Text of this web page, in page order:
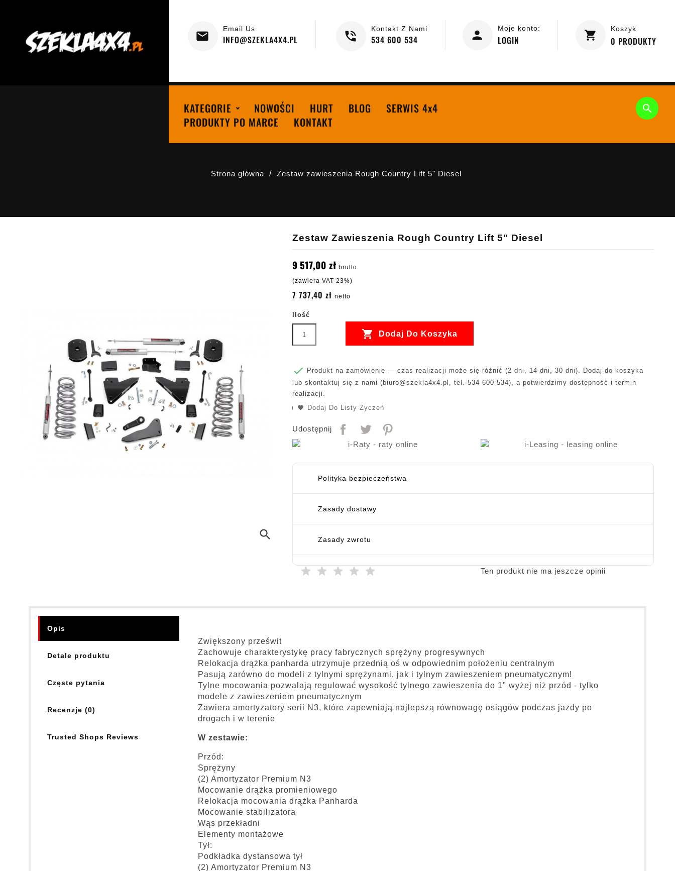
Koszyk
0 PRODUKTY
Moje konto:
LOGIN
Kontakt Z Nami
534 600 534
Email Us
INFO@SZEKLA4X4.PL
KATEGORIE NOWOŚCI HURT BLOG
SERWIS 4x4
PRODUKTY PO MARCE
KONTAKT

Strona główna Zestaw zawieszenia Rough Country Lift 5" Diesel
search
Zestaw Zawieszenia Rough Country Lift 5" Diesel
9 517,00 zł brutto
(zawiera VAT 23%)
7 737,40 zł netto
Ilość
 Dodaj Do Koszyka

Produkt na zamówienie — czas realizacji może się różnić (2 dni, 14 dni, 30 dni). Dodaj do koszyka
lub skontaktuj się z nami ( biuro@szekla4x4.pl , tel. 534 600 534), a potwierdzimy dostępność i termin
realizacji.
Dodaj Do Listy Życzeń
Udostępnij
Polityka bezpieczeństwa
Zasady dostawy
Zasady zwrotu
Ten produkt nie ma jeszcze opinii
Opis
Detale produktu
Częste pytania
Recenzje (0)
Trusted Shops Reviews
Zwiększony prześwit
Zachowuje charakterystykę pracy fabrycznych sprężyny progresywnych
Relokacja drążka panharda utrzymuje przednią oś w odpowiednim położeniu centralnym
Pasują zarówno do modeli z tylnymi sprężynami, jak i tylnym zawieszeniem pneumatycznym!
Tylne mocowania pozwalają regulować wysokość tylnego zawieszenia do 1" wyżej niż przód - tylko
modele z zawieszeniem pneumatycznym
Zawiera amortyzatory serii N3, które zapewniają najlepszą równowagę osiągów podczas jazdy po
drogach i w terenie
W zestawie:
Przód:
Sprężyny
(2) Amortyzator Premium N3
Mocowanie drążka promieniowego
Relokacja mocowania drążka Panharda
Mocowanie stabilizatora
Wąs przekładni
Elementy montażowe
Tył:
Podkładka dystansowa tył
(2) Amortyzator Premium N3